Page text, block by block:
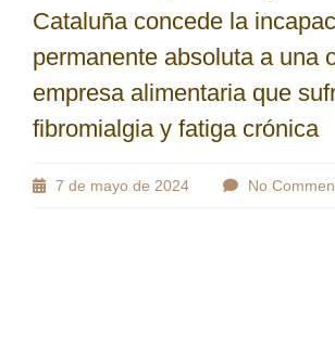
Cataluña concede la
permanente absoluta a una
empresa alimentaria que
fibromialgia y fatiga crónica
7 de mayo de 2024 No